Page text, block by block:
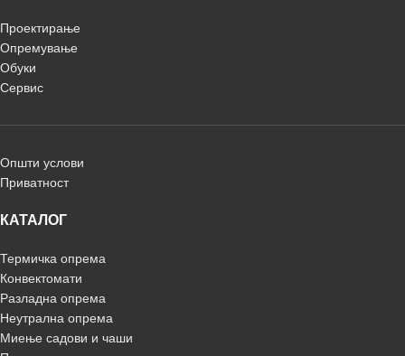
Проектирање
Опремување
Обуки
Сервис
Општи услови
Приватност
КАТАЛОГ
Термичка опрема
Конвектомати
Разладна опрема
Неутрална опрема
Миење садови и чаши